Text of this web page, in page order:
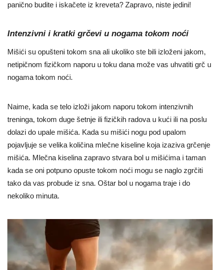
panično budite i iskačete iz kreveta? Zapravo, niste jedini!
Intenzivni i kratki grčevi u nogama tokom noći
Mišići su opušteni tokom sna ali ukoliko ste bili izloženi jakom,
netipičnom fizičkom naporu u toku dana može vas uhvatiti grč u
nogama tokom noći.
Naime, kada se telo izloži jakom naporu tokom intenzivnih
treninga, tokom duge šetnje ili fizičkih radova u kući ili na poslu
dolazi do upale mišića. Kada su mišići nogu pod upalom
pojavljuje se velika količina mlečne kiseline koja izaziva grčenje
mišića. Mlečna kiselina zapravo stvara bol u mišićima i taman
kada se oni potpuno opuste tokom noći mogu se naglo zgrčiti
tako da vas probude iz sna. Oštar bol u nogama traje i do
nekoliko minuta.